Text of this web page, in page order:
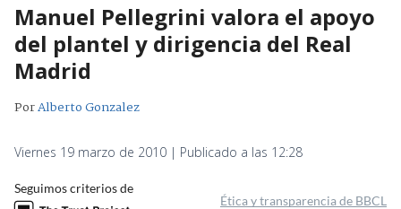
Manuel Pellegrini valora el apoyo
del plantel y dirigencia del Real
Madrid
PorAlberto Gonzalez
Viernes 19 marzo de 2010 | Publicado a las 12:28
Seguimos criterios de
Ética y transparencia de BBCL